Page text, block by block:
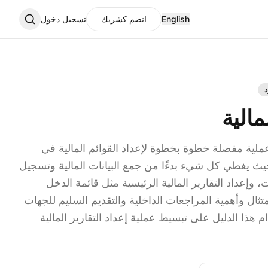
English انضم كشريك تسجيل دخول
عملية مفصلة خطوة بخطوة لإعداد القوائم المالية في
حيث يغطي كل شيء بدءًا من جمع البيانات المالية وتسجيل
وإعداد التقارير المالية الرئيسية مثل قائمة الدخل
وأهمية المراجعات الداخلية والتقديم السليم للجهات
الدليل على تبسيط عملية إعداد التقارير المالية